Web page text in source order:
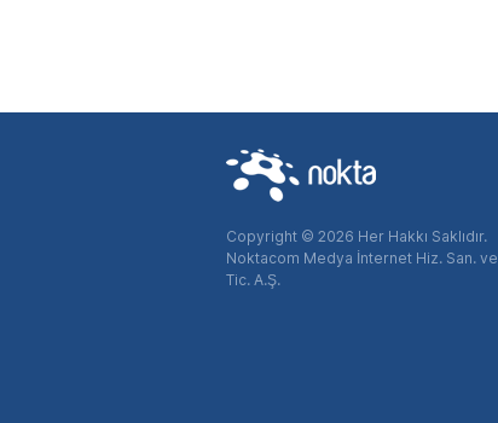
Copyright © 2026 Her Hakkı Saklıdır.
Noktacom Medya İnternet Hiz. San. ve
Tic. A.Ş.